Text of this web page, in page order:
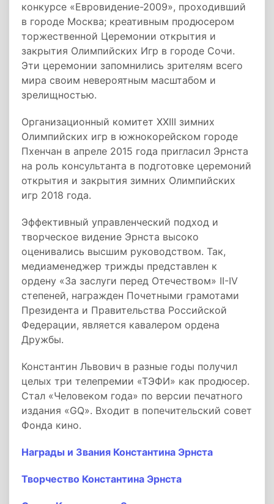
конкурсе «Евровидение-2009», проходивший
в городе Москва; креативным продюсером
торжественной Церемонии открытия и
закрытия Олимпийских Игр в городе Сочи.
Эти церемонии запомнились зрителям всего
мира своим невероятным масштабом и
зрелищностью.
Организационный комитет XXIII зимних
Олимпийских игр в южнокорейском городе
Пхенчан в апреле 2015 года пригласил Эрнста
на роль консультанта в подготовке церемоний
открытия и закрытия зимних Олимпийских
игр 2018 года.
Эффективный управленческий подход и
творческое видение Эрнста высоко
оценивались высшим руководством. Так,
медиаменеджер трижды представлен к
ордену «За заслуги перед Отечеством» II-IV
степеней, награжден Почетными грамотами
Президента и Правительства Российской
Федерации, является кавалером ордена
Дружбы.
Константин Львович в разные годы получил
целых три телепремии «ТЭФИ» как продюсер.
Стал «Человеком года» по версии печатного
издания «GQ». Входит в попечительский совет
Фонда кино.
Награды и Звания Константина Эрнста
Творчество Константина Эрнста